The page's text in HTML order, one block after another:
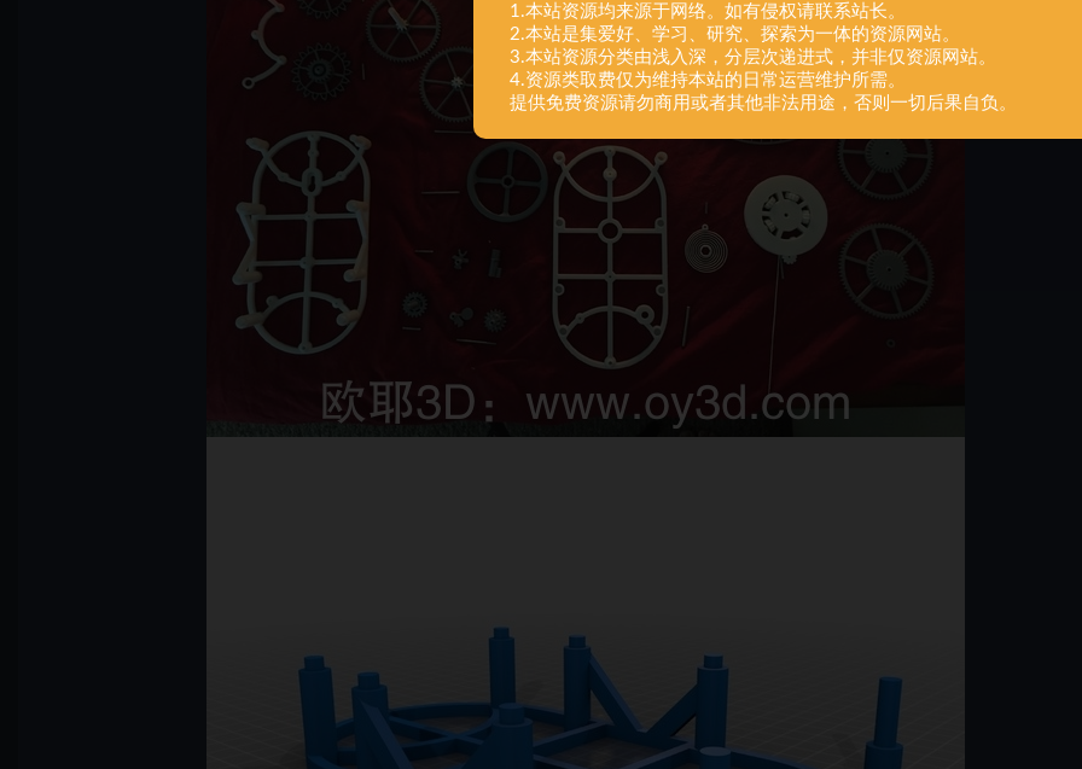
1.本站资源均来源于网络。如有侵权请联系站长。
2.本站是集爱好、学习、研究、探索为一体的资源网站。
3.本站资源分类由浅入深，分层次递进式，并非仅资源网站。
4.资源类取费仅为维持本站的日常运营维护所需。
提供免费资源请勿商用或者其他非法用途，否则一切后果自负。